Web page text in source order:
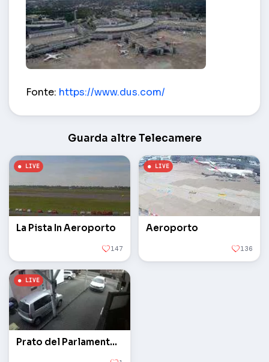
Fonte: https://www.dus.com/
Guarda altre Telecamere
La Pista In Aeroporto
147
Aeroporto
136
Prato del Parlamento statale